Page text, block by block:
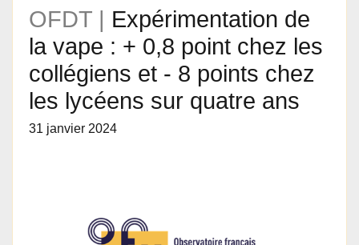
OFDT | Expérimentation de
la vape : + 0,8 point chez les
collégiens et - 8 points chez
les lycéens sur quatre ans
31 janvier 2024